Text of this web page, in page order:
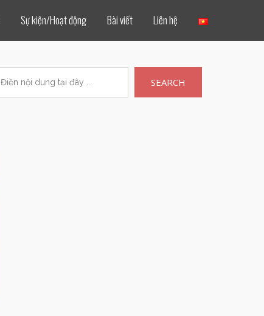
Sự kiện/Hoạt động Bài viết Liên hệ
SEARCH